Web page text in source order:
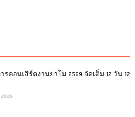
รคอนเสิร์ตงานย่าโม 2569 จัดเต็ม 12 วัน 12
2026